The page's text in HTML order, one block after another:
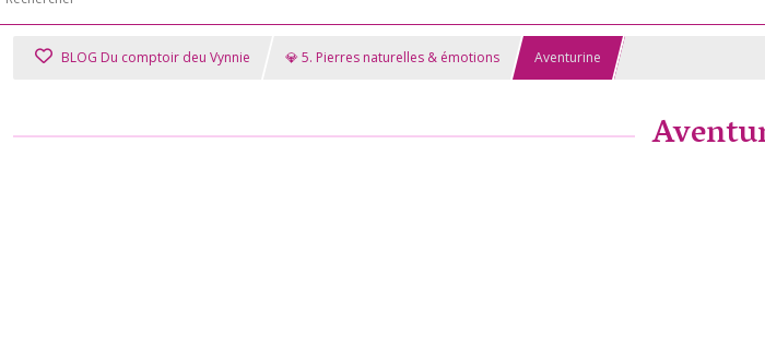
BLOG Du comptoir deu Vynnie 💎 5. Pierres naturelles & émotions Aventurine